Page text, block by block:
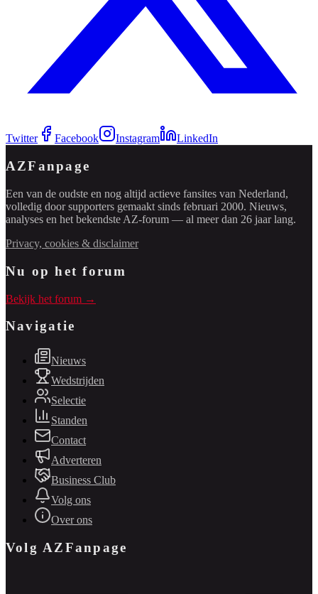
Twitter Facebook Instagram LinkedIn
AZFanpage
Een van de oudste en nog altijd actieve fansites van Nederland,
volledig door supporters gemaakt sinds februari 2000. Nieuws,
analyses en het bekendste AZ-forum — al meer dan 26 jaar lang.
Privacy, cookies & disclaimer
Nu op het forum
Bekijk het forum →
Navigatie
Nieuws
Wedstrijden
Selectie
Standen
Contact
Adverteren
Business Club
Volg ons
Over ons
Volg AZFanpage